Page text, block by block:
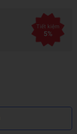
Tiết kiệm
5%